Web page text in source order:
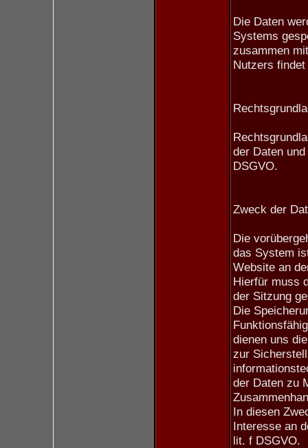
Die Daten
Systems
zusammen
Nutzers
der Daten
DSGVO.
Zweck der
Die
das System
Website an
Hierfür muss
der Sitzung
Die
dienen uns
zur
der Daten zu
In diesen
Interesse an
lit. f DSGVO.